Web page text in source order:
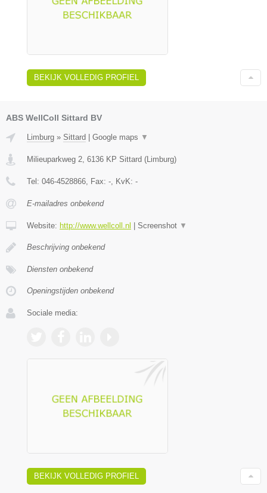
BEKIJK VOLLEDIG PROFIEL
ABS WellColl Sittard BV
Limburg » Sittard Google maps ▼
Milieuparkweg 2, 6136 KP Sittard (Limburg)
Tel: 046-4528866, Fax: -, KvK: -
E-mailadres onbekend
Website: http://www.wellcoll.nl Screenshot ▼
Beschrijving onbekend
Diensten onbekend
Openingstijden onbekend
Sociale media:
BEKIJK VOLLEDIG PROFIEL